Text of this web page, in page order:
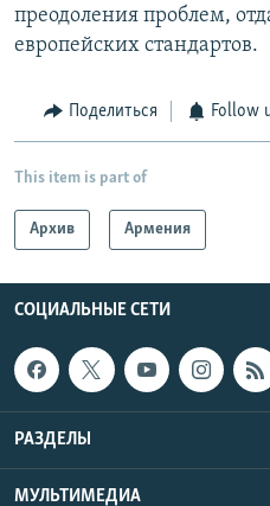
преодоления проблем,
европейских стандартов.
Поделиться Follow
This item is part of
Архив Армения
СОЦИАЛЬНЫЕ СЕТИ
РАЗДЕЛЫ
МУЛЬТИМЕДИА